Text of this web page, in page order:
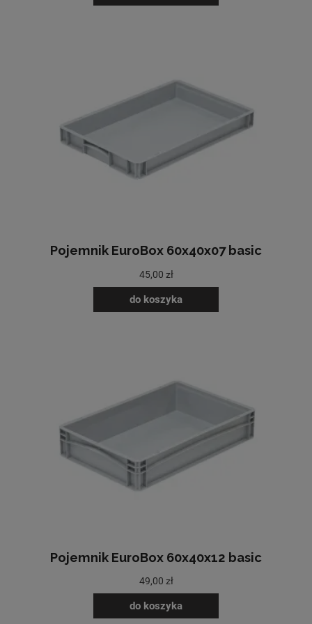
Pojemnik EuroBox 60x40x07 basic
45,00 zł
do koszyka
Pojemnik EuroBox 60x40x12 basic
49,00 zł
do koszyka